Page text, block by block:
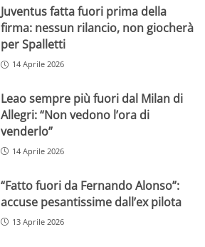
Juventus fatta fuori prima della
firma: nessun rilancio, non giocherà
per Spalletti
14 Aprile 2026
Leao sempre più fuori dal Milan di
Allegri: “Non vedono l’ora di
venderlo”
14 Aprile 2026
“Fatto fuori da Fernando Alonso”:
accuse pesantissime dall’ex pilota
13 Aprile 2026